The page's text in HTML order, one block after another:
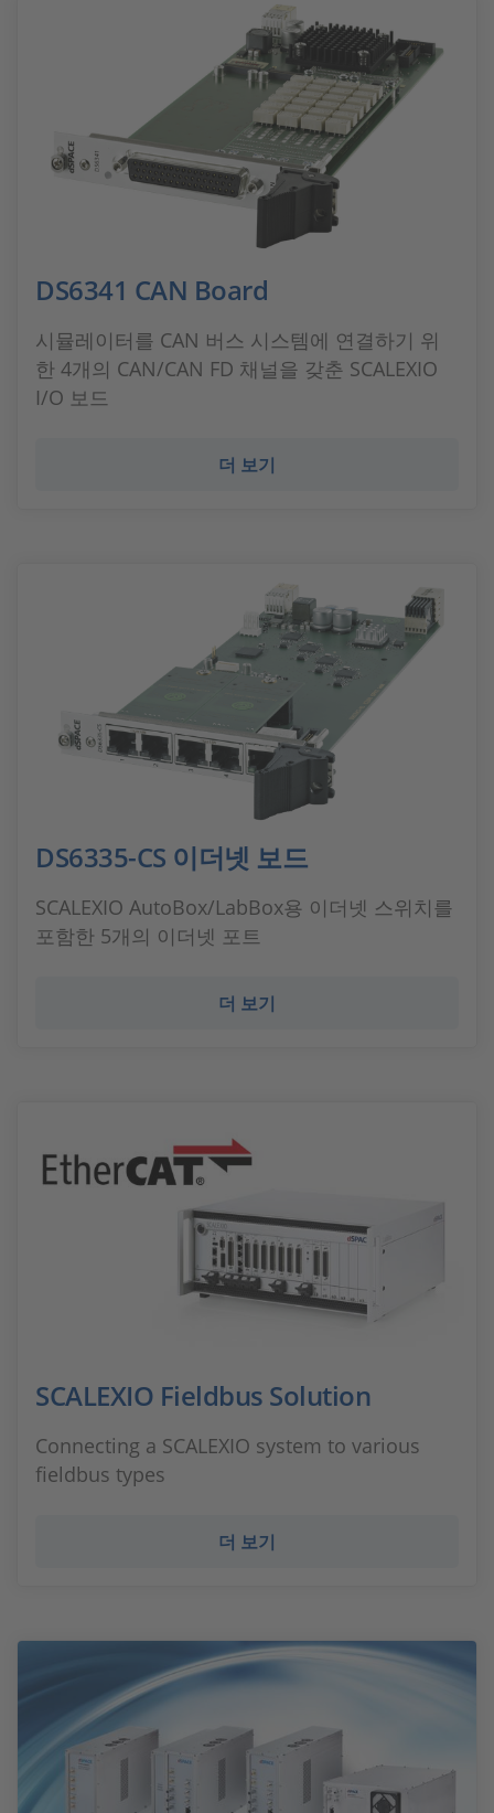
DS6341 CAN Board
시뮬레이터를 CAN 버스 시스템에 연결하기 위
한 4개의 CAN/CAN FD 채널을 갖춘 SCALEXIO
I/O 보드
더 보기
DS6335-CS 이더넷 보드
SCALEXIO AutoBox/LabBox용 이더넷 스위치를
포함한 5개의 이더넷 포트
더 보기
SCALEXIO Fieldbus Solution
Connecting a SCALEXIO system to various
fieldbus types
더 보기